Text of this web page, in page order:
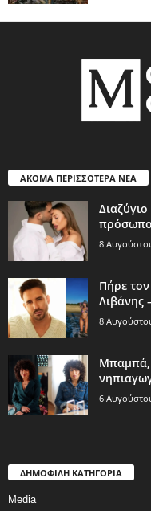
ΑΚΟΜΑ ΠΕΡΙΣΣΟΤΕΡΑ ΝΕΑ
8
Πήρε
Λιβάνης
8
Μπαμπά,
6
ΔΗΜΟΦΙΛΗ ΚΑΤΗΓΟΡΙΑ
Media